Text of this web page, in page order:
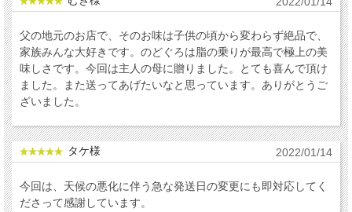
父の地元のお店で、そのお味は子供の頃から変わらず絶品で、
家族みんな大好きです。のどぐろは脂の乗りが最高で極上の美
味しさです。今回は主人の母に贈りました。とても喜んで頂け
ました。また送ってあげたいなと思っています。ありがとうご
ざいました。
タケ様 2022/01/14
今回は、天候の悪化に伴う急な発送日の変更にも即対応してく
ださって感謝しています。